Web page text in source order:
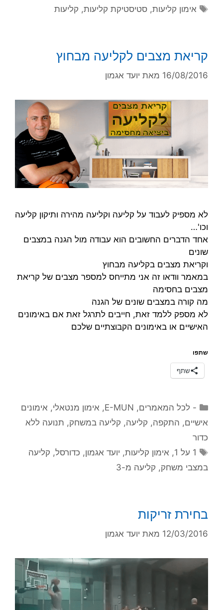
תגיות
אימון קליעות,סטיסטיקת קליעות, קליעות
קריאת מצבים לקליעה מבחוץ
16/08/2016 מאת יועד אגמון
לא מספיק לעבוד על קליעה וקליעה מהירה ותיקון קליעה
וכו'…
אחד הדברים החשובים הוא עבודה מול הגנה במצבים
שונים
וקריאת מצבים בקליעה מבחוץ
במאמר וודאו זה אני מתייחס למספר מצבים של קריאת
מצבים בחסימה
מה קורה במצבים שונים של הגנה
לא מספק ללמד זאת, חייבים לתרגל זאת אם באימונים
האישיים או באימונים הקבוצתיים שלכם
שתפו
שתף
קטגוריות
- לכל המאמרים,
E-MUN
, אימון מנטאלי, אימונים
אישיים, התקפה, קליעה, קליעה במשחק, תנועה ללא
כדור
תגיות
1 על 1 , אימון קליעות, יועד אגמון, כדורסל, קליעה
במצבי משחק, קליעה מ-3
בחירת זריקות
12/03/2016 מאת יועד אגמון